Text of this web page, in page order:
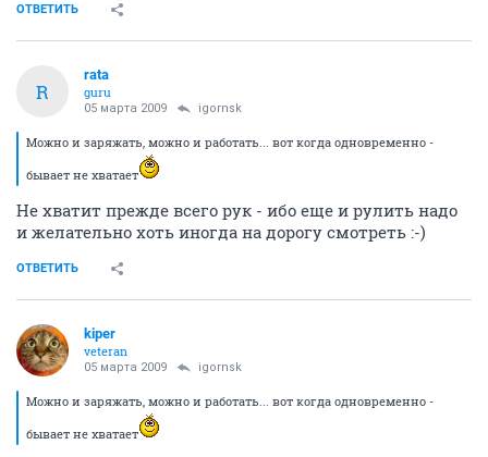
ОТВЕТИТЬ
R
rata
guru
05 марта 2009 igornsk
Можно и заряжать, можно и работать... вот когда одновременно -
бывает не хватает
Не хватит прежде всего рук - ибо еще и рулить надо
и желательно хоть иногда на дорогу смотреть :-)
ОТВЕТИТЬ
kiper
veteran
05 марта 2009 igornsk
Можно и заряжать, можно и работать... вот когда одновременно -
бывает не хватает